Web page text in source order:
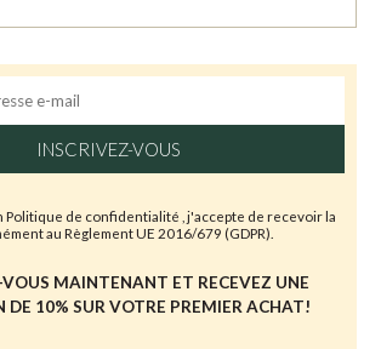
INSCRIVEZ-VOUS
Politique de confidentialité , j'accepte de recevoir la
au Règlement UE 2016/679 (GDPR).
MAINTENANT ET RECEVEZ UNE
DE 10% SUR VOTRE PREMIER ACHAT!